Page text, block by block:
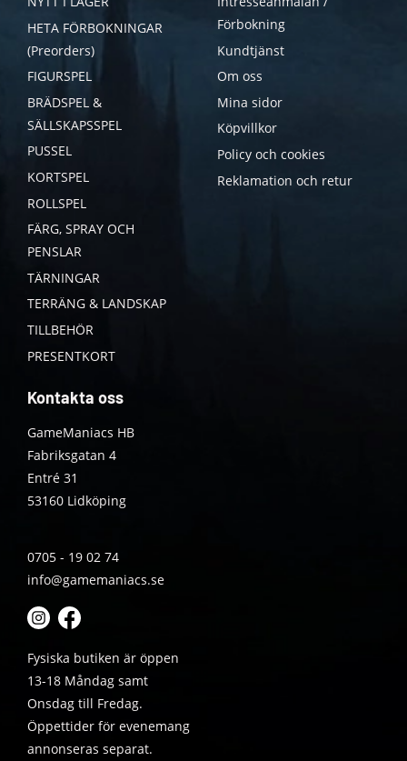
HETA FÖRBOKNINGAR
(Preorders)
FIGURSPEL
BRÄDSPEL &
SÄLLSKAPSSPEL
PUSSEL
KORTSPEL
ROLLSPEL
FÄRG, SPRAY OCH
PENSLAR
TÄRNINGAR
TERRÄNG & LANDSKAP
TILLBEHÖR
PRESENTKORT
Förbokning
Kundtjänst
Om oss
Mina sidor
Köpvillkor
Policy och cookies
Reklamation och retur
Kontakta oss
GameManiacs HB
Fabriksgatan 4
Entré 31
53160 Lidköping
0705 - 19 02 74
info@gamemaniacs.se
Fysiska butiken är öppen
13-18 Måndag samt
Onsdag till Fredag.
Öppettider för evenemang
annonseras separat.